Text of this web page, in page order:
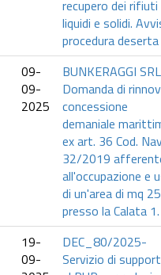
recupero dei rifiuti
liquidi e solidi.
procedura deserta
09-
09-
2025
BUNKERAGGI
Domanda di
concessione
demaniale
ex art. 36 Cod.
32/2019
all'occupazione e
di un'area di mq
presso la Calata 1.
19-
09-
DEC_80/2025-
Servizio di